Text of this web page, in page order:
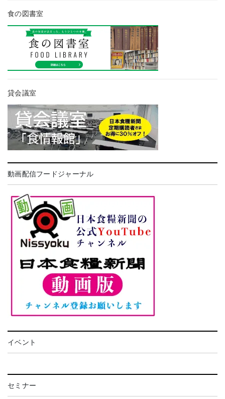
食の図書室
貸会議室
動画配信フードジャーナル
イベント
セミナー